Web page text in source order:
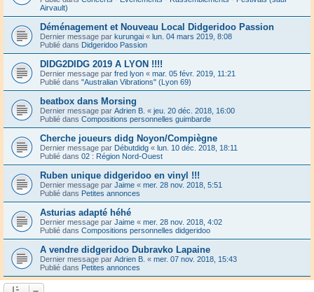
Airvault)
Déménagement et Nouveau Local Didgeridoo Passion
Dernier message par kurungai « lun. 04 mars 2019, 8:08
Publié dans Didgeridoo Passion
DIDG2DIDG 2019 A LYON !!!!
Dernier message par fred lyon « mar. 05 févr. 2019, 11:21
Publié dans "Australian Vibrations" (Lyon 69)
beatbox dans Morsing
Dernier message par Adrien B. « jeu. 20 déc. 2018, 16:00
Publié dans Compositions personnelles guimbarde
Cherche joueurs didg Noyon/Compiègne
Dernier message par Débutdidg « lun. 10 déc. 2018, 18:11
Publié dans 02 : Région Nord-Ouest
Ruben unique didgeridoo en vinyl !!!
Dernier message par Jaime « mer. 28 nov. 2018, 5:51
Publié dans Petites annonces
Asturias adapté héhé
Dernier message par Jaime « mer. 28 nov. 2018, 4:02
Publié dans Compositions personnelles didgeridoo
A vendre didgeridoo Dubravko Lapaine
Dernier message par Adrien B. « mer. 07 nov. 2018, 15:43
Publié dans Petites annonces